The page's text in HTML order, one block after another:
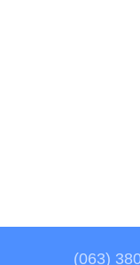
(063)